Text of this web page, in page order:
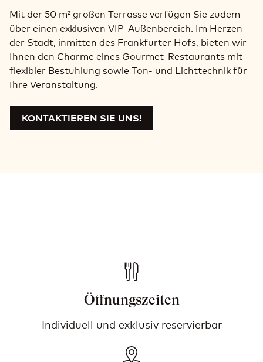
Mit der 50 m² großen Terrasse verfügen Sie zudem
über einen exklusiven VIP-Außenbereich. Im Herzen
der Stadt, inmitten des Frankfurter Hofs, bieten wir
Ihnen den Charme eines Gourmet-Restaurants mit
flexibler Bestuhlung sowie Ton- und Lichttechnik für
Ihre Veranstaltung.
KONTAKTIEREN SIE UNS!
Öffnungszeiten
Individuell und exklusiv reservierbar